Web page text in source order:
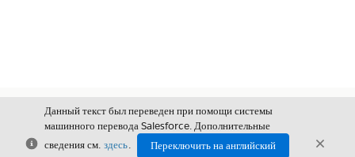
Закрыть
Данный текст был переведен при помощи системы
машинного перевода Salesforce. Дополнительные
сведения см. здесь.
Переключить на английский